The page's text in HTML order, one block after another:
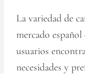
La variedad de
mercado
usuarios
necesidades y